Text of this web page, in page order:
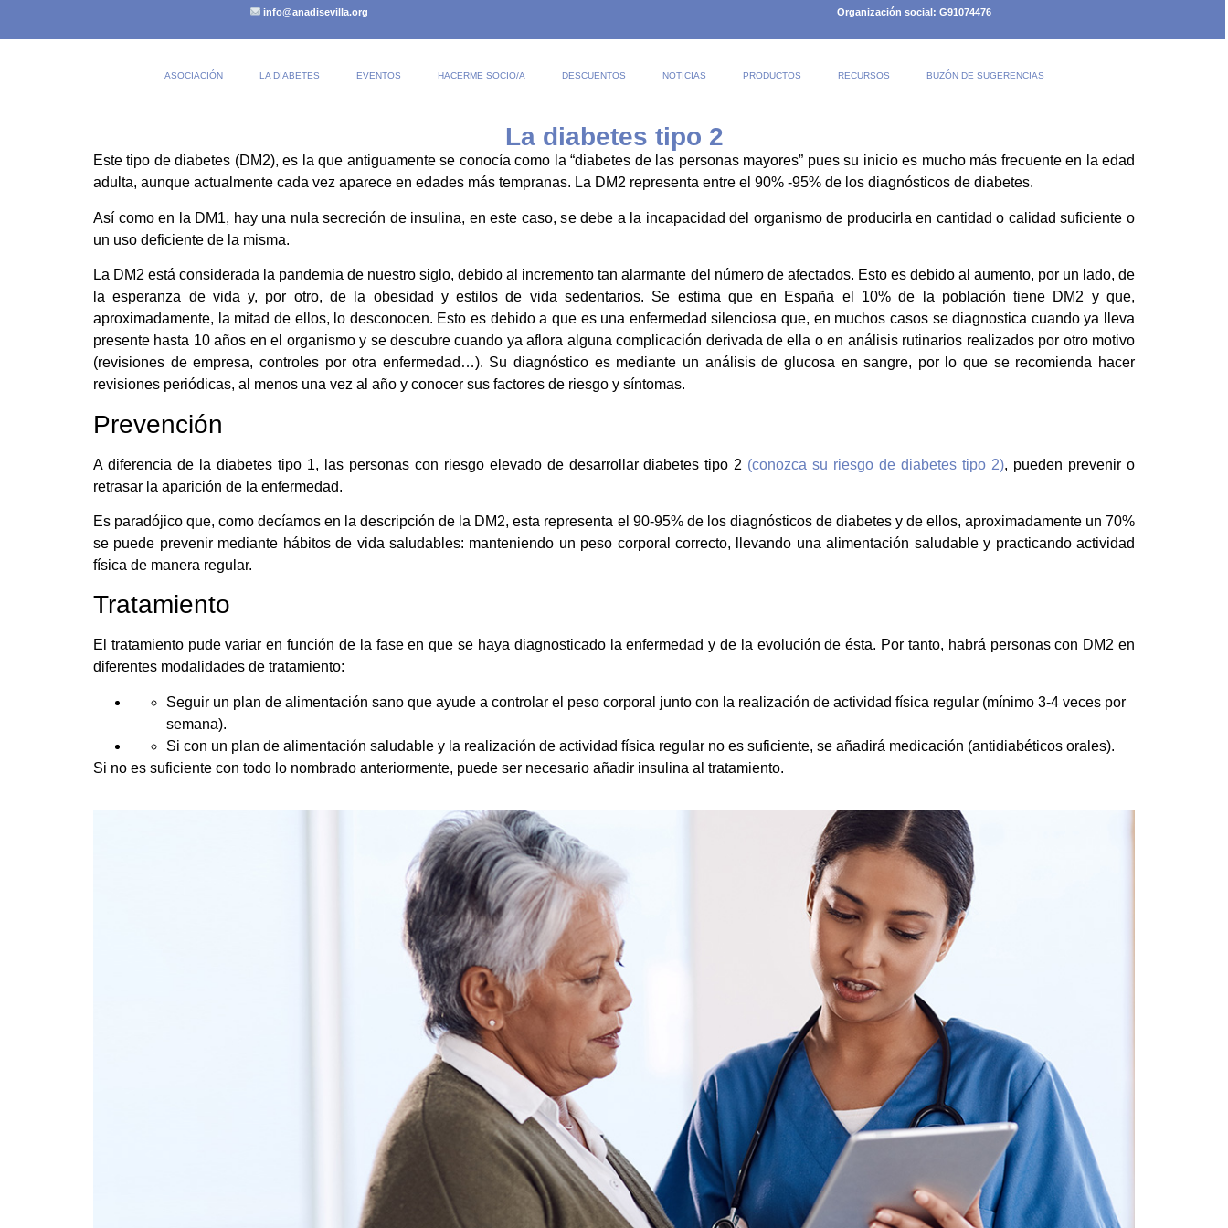
info@anadisevilla.org Organización social: G91074476
ASOCIACIÓN LA DIABETES EVENTOS HACERME SOCIO/A DESCUENTOS NOTICIAS PRODUCTOS RECURSOS BUZÓN DE SUGERENCIAS
La diabetes tipo 2
Este tipo de diabetes (DM2), es la que antiguamente se conocía como la “diabetes de las personas mayores” pues su inicio es mucho más frecuente en la edad
adulta, aunque actualmente cada vez aparece en edades más tempranas. La DM2 representa entre el 90% -95% de los diagnósticos de diabetes.
Así como en la DM1, hay una nula secreción de insulina, en este caso, se debe a la incapacidad del organismo de producirla en cantidad o calidad suficiente o
un uso deficiente de la misma.
La DM2 está considerada la pandemia de nuestro siglo, debido al incremento tan alarmante del número de afectados. Esto es debido al aumento, por un lado, de
la esperanza de vida y, por otro, de la obesidad y estilos de vida sedentarios. Se estima que en España el 10% de la población tiene DM2 y que,
aproximadamente, la mitad de ellos, lo desconocen. Esto es debido a que es una enfermedad silenciosa que, en muchos casos se diagnostica cuando ya lleva
presente hasta 10 años en el organismo y se descubre cuando ya aflora alguna complicación derivada de ella o en análisis rutinarios realizados por otro motivo
(revisiones de empresa, controles por otra enfermedad…). Su diagnóstico es mediante un análisis de glucosa en sangre, por lo que se recomienda hacer
revisiones periódicas, al menos una vez al año y conocer sus factores de riesgo y síntomas.
Prevención
A diferencia de la diabetes tipo 1, las personas con riesgo elevado de desarrollar diabetes tipo 2 (conozca su riesgo de diabetes tipo 2), pueden prevenir o
retrasar la aparición de la enfermedad.
Es paradójico que, como decíamos en la descripción de la DM2, esta representa el 90-95% de los diagnósticos de diabetes y de ellos, aproximadamente un 70%
se puede prevenir mediante hábitos de vida saludables: manteniendo un peso corporal correcto, llevando una alimentación saludable y practicando actividad
física de manera regular.
Tratamiento
El tratamiento pude variar en función de la fase en que se haya diagnosticado la enfermedad y de la evolución de ésta. Por tanto, habrá personas con DM2 en
diferentes modalidades de tratamiento:
Seguir un plan de alimentación sano que ayude a controlar el peso corporal junto con la realización de actividad física regular (mínimo 3-4 veces por
semana).
Si con un plan de alimentación saludable y la realización de actividad física regular no es suficiente, se añadirá medicación (antidiabéticos orales).
Si no es suficiente con todo lo nombrado anteriormente, puede ser necesario añadir insulina al tratamiento.